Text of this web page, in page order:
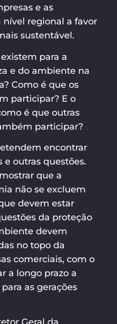
e as
nível regional a favor
sustentável.
para a
e do ambiente na
Como é que os
participar? E o
é que outras
participar?
encontrar
e outras questões.
que a
não se excluem
devem estar
da proteção
devem
no topo da
comerciais, com o
a longo prazo a
as gerações